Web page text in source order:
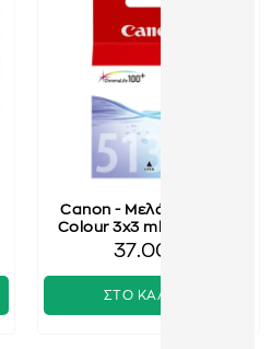
Canon - Μελάνι CL-513,
Colour 3x3 ml 2971B001
37.00€
ΣΤΟ ΚΑΛΑΘΙ